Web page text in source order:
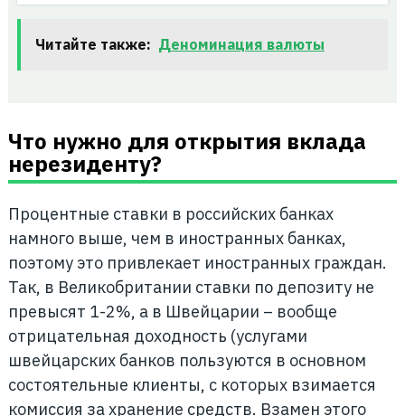
Читайте также: Деноминация валюты
Что нужно для открытия вклада
нерезиденту?
Процентные ставки в российских банках
намного выше, чем в иностранных банках,
поэтому это привлекает иностранных граждан.
Так, в Великобритании ставки по депозиту не
превысят 1-2%, а в Швейцарии – вообще
отрицательная доходность (услугами
швейцарских банков пользуются в основном
состоятельные клиенты, с которых взимается
комиссия за хранение средств. Взамен этого